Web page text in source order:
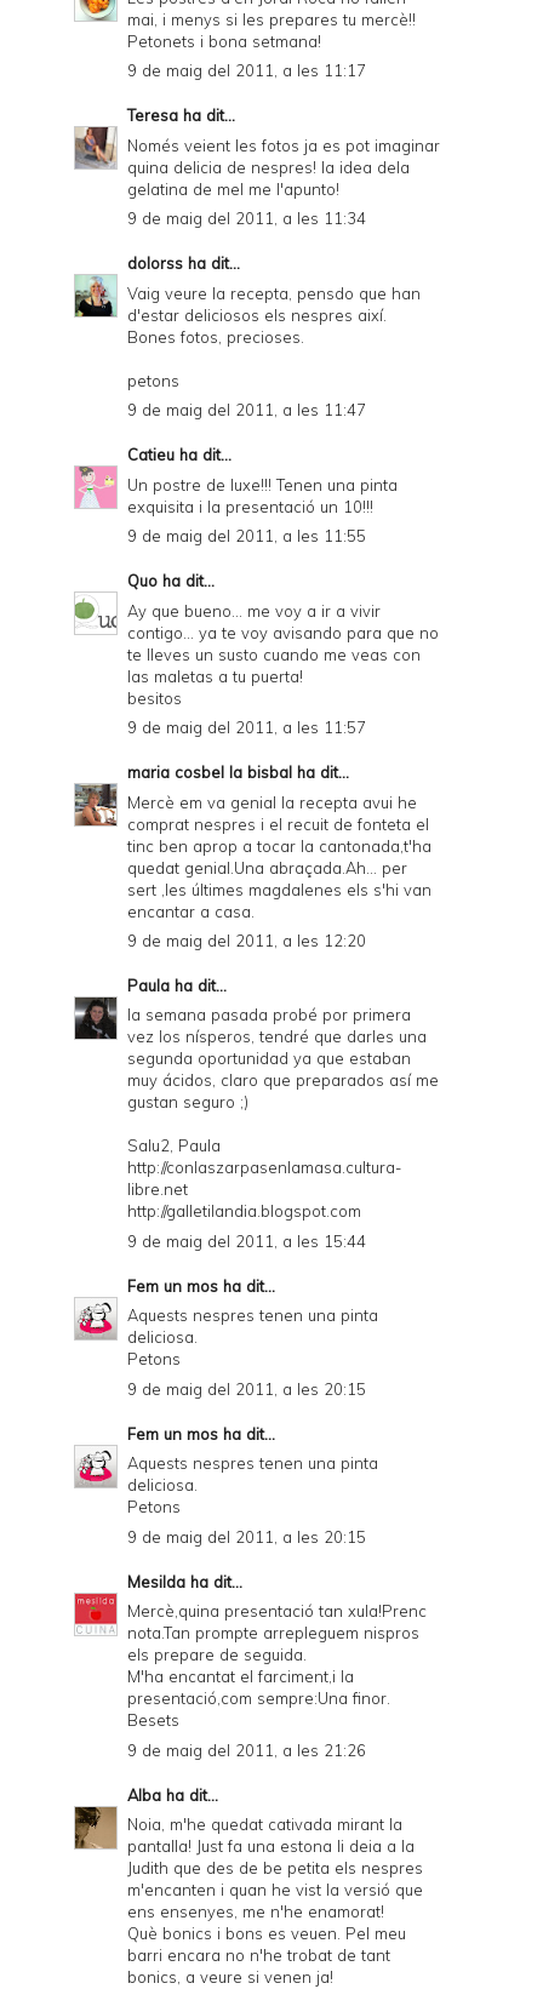
mai, i menys si les prepares tu mercè!!
Petonets i bona setmana!
9 de maig del 2011, a les 11:17
Teresa ha dit...
Només veient les fotos ja es pot imaginar
quina delicia de nespres! la idea dela
gelatina de mel me l'apunto!
9 de maig del 2011, a les 11:34
dolorss ha dit...
Vaig veure la recepta, pensdo que han
d'estar deliciosos els nespres així.
Bones fotos, precioses.
petons
9 de maig del 2011, a les 11:47
Catieu ha dit...
Un postre de luxe!!! Tenen una pinta
exquisita i la presentació un 10!!!
9 de maig del 2011, a les 11:55
Quo ha dit...
Ay que bueno... me voy a ir a vivir
contigo... ya te voy avisando para que no
te lleves un susto cuando me veas con
las maletas a tu puerta!
besitos
9 de maig del 2011, a les 11:57
maria cosbel la bisbal ha dit...
Mercè em va genial la recepta avui he
comprat nespres i el recuit de fonteta el
tinc ben aprop a tocar la cantonada,t'ha
quedat genial.Una abraçada.Ah... per
sert ,les últimes magdalenes els s'hi van
encantar a casa.
9 de maig del 2011, a les 12:20
Paula ha dit...
la semana pasada probé por primera
vez los nísperos, tendré que darles una
segunda oportunidad ya que estaban
muy ácidos, claro que preparados así me
gustan seguro ;)
Salu2, Paula
http://conlaszarpasenlamasa.cultura-
libre.net
http://galletilandia.blogspot.com
9 de maig del 2011, a les 15:44
Fem un mos ha dit...
Aquests nespres tenen una pinta
deliciosa.
Petons
9 de maig del 2011, a les 20:15
Fem un mos ha dit...
Aquests nespres tenen una pinta
deliciosa.
Petons
9 de maig del 2011, a les 20:15
Mesilda ha dit...
Mercè,quina presentació tan xula!Prenc
nota.Tan prompte arrepleguem nispros
els prepare de seguida.
M'ha encantat el farciment,i la
presentació,com sempre:Una finor.
Besets
9 de maig del 2011, a les 21:26
Alba ha dit...
Noia, m'he quedat cativada mirant la
pantalla! Just fa una estona li deia a la
Judith que des de be petita els nespres
m'encanten i quan he vist la versió que
ens ensenyes, me n'he enamorat!
Què bonics i bons es veuen. Pel meu
barri encara no n'he trobat de tant
bonics, a veure si venen ja!